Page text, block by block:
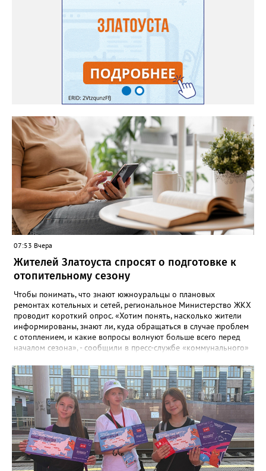
07:53 Вчера
Жителей Златоуста спросят о подготовке к
отопительному сезону
Чтобы понимать, что знают южноуральцы о плановых
ремонтах котельных и сетей, региональное Министерство ЖКХ
проводит короткий опрос. «Хотим понять, насколько жители
информированы, знают ли, куда обращаться в случае проблем
с отоплением, и какие вопросы волнуют больше всего перед
началом сезона», - сообщили в пресс-службе «коммунального»
6 вопросов. Южноуральцам, например, предлагают поделиться
опасениями, мучающими их накануне зимы. Среди вариантов:
своевременное начало отопительного сезона, температура в
квартире, возможные аварии и перебои, размер платы за
отопление. А также поставить оценку работе управляющей
компании – в диапазоне от «Безусловно хорошо» до
«Безусловно плохо». «Опрос займет всего пару минут, но ваши
ответы помогут обратить внимание на темы, которые
действительно важны для людей», - утверждают в
министерстве.